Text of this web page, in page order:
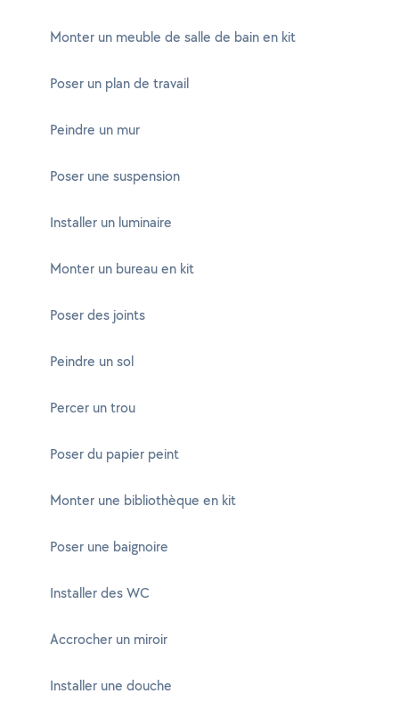
Monter un meuble de salle de bain en kit
Poser un plan de travail
Peindre un mur
Poser une suspension
Installer un luminaire
Monter un bureau en kit
Poser des joints
Peindre un sol
Percer un trou
Poser du papier peint
Monter une bibliothèque en kit
Poser une baignoire
Installer des WC
Accrocher un miroir
Installer une douche